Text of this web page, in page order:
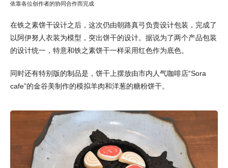
依靠各位创作者的协同合作而完成
在铁之素饼干设计之后，这次仍由朝路真弓负责设计包装，完成了
以阿伊努人衣装为模型，突出饼干的设计。据说为了两个产品包装
的设计统一，特意和铁之素饼干一样采用红色作为底色。
同时还有特别版的制品是，饼干上摆放由市内人气咖啡店“Sora
cafe”的金谷美制作的模拟羊肉和洋葱的糖粉饼干。